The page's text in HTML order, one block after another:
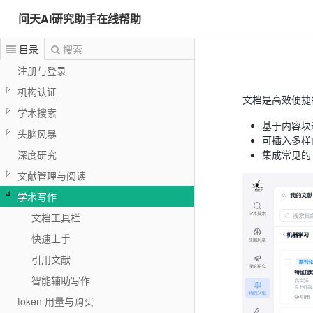
问天AI研究助手在线帮助
目录
搜索
注册与登录
机构认证
学术搜索
头脑风暴
深度研究
文献管理与阅读
学术写作
文档工具栏
快速上手
引用文献
智能辅助写作
token 用量与购买
文档是高效便
基于内容
可插入多
集成常见